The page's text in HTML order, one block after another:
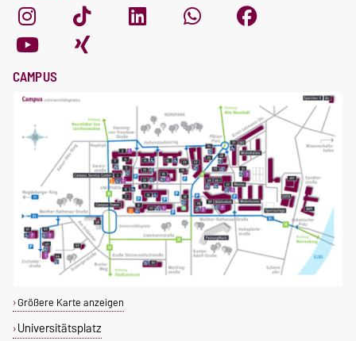
CAMPUS
Größere Karte anzeigen
Universitätsplatz